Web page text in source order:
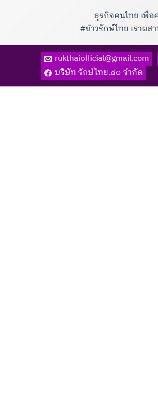
ธุรกิจคนไทย เพื่
#ข้าวรักษ์ไทย เราผ
rukthaiofficial@gmail.com
บริษัท รักษ์ไทย.๘๐ จำกัด